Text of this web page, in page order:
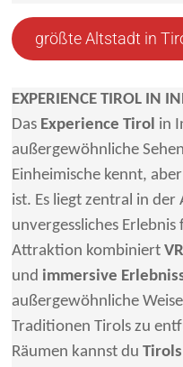
größte Altstadt in
EXPERIENCE TIROL IN
Das Experience Tirol in
außergewöhnliche
Einheimische kennt,
ist. Es liegt zentral in
unvergessliches
Attraktion kombiniert
und immersive
außergewöhnliche
Traditionen Tirols zu
Räumen kannst du